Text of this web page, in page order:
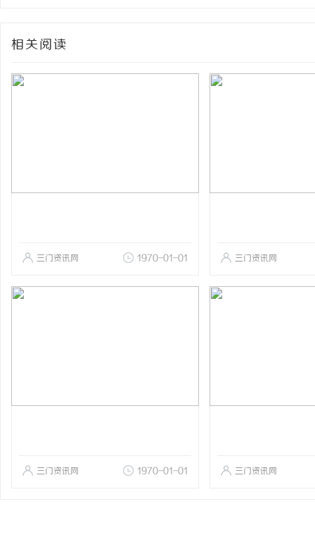
相关阅读
三门资讯网 1970-01-01 三门资讯网
三门资讯网 1970-01-01 三门资讯网